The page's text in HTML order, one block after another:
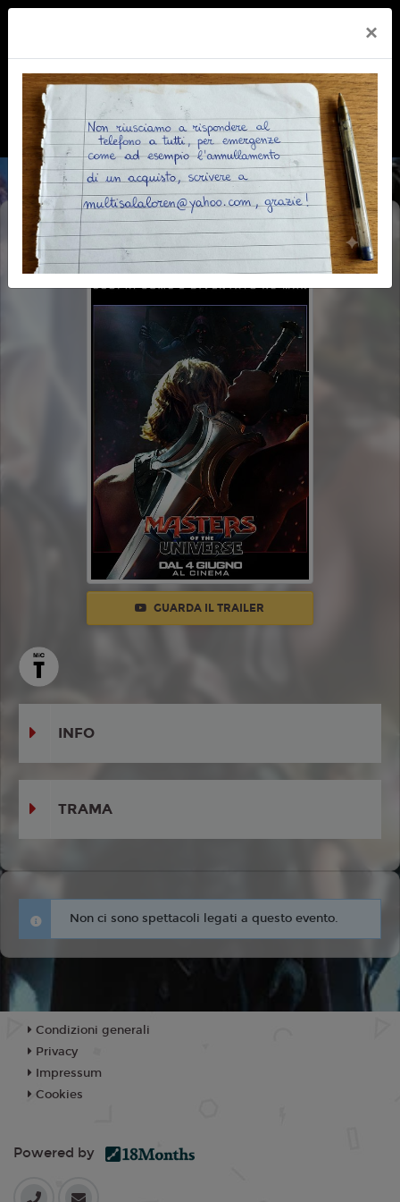
MASTERS OF THE UNIVERSE
GUARDA IL TRAILER
INFO
TRAMA
Non ci sono spettacoli legati a questo evento.
×
Condizioni generali
Privacy
Impressum
Cookies
Powered by